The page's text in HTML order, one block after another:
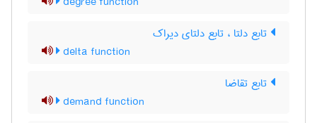
تابع دلتا ، تابع دلتای دیراک
delta function
تابع تقاضا
demand function